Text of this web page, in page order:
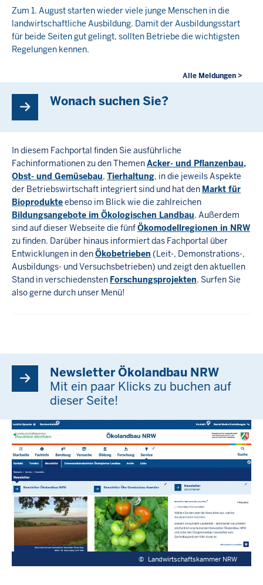
Zum 1. August starten wieder viele junge Menschen in die
landwirtschaftliche Ausbildung. Damit der Ausbildungsstart
für beide Seiten gut gelingt, sollten Betriebe die wichtigsten
Regelungen kennen.
Alle Meldungen >
Wonach suchen Sie?
In diesem Fachportal finden Sie ausführliche
Fachinformationen zu den ThemenAcker- und Pflanzenbau,
Obst- und Gemüsebau, Tierhaltung, in die jeweils Aspekte
der Betriebswirtschaft integriert sind und hat den Markt für
Bioprodukteebenso im Blick wie die zahlreichen
Bildungsangebote im Ökologischen Landbau. Außerdem
sind auf dieser Webseite die fünfÖkomodellregionen in NRW
zu finden. Darüber hinaus informiert das Fachportal über
Entwicklungen in denÖkobetrieben (Leit-, Demonstrations-,
Ausbildungs- und Versuchsbetrieben) und zeigt den aktuellen
Stand in verschiedensten Forschungsprojekten. Surfen Sie
also gerne durch unser Menü!
Newsletter Ökolandbau NRW
Mit ein paar Klicks zu buchen auf
dieser Seite!
© Landwirtschaftskammer NRW